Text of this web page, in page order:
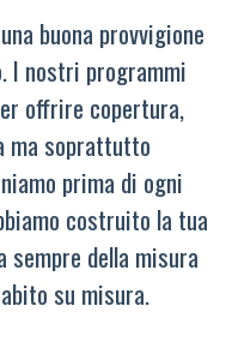
buona provvigione
I nostri programmi
offrire copertura,
ma soprattutto
prima di ogni
costruito la tua
della misura
su misura.